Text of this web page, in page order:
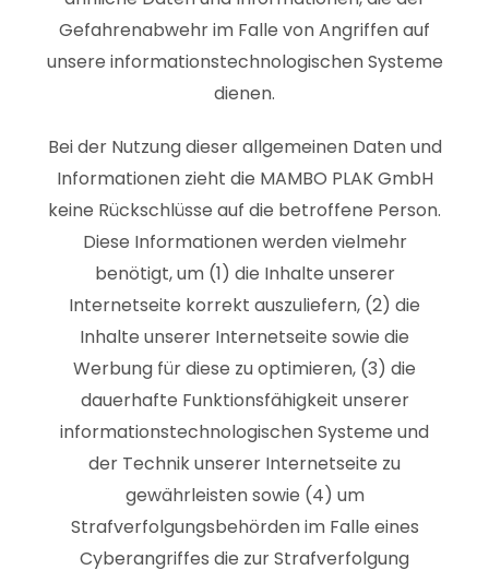
Gefahrenabwehr im Falle von Angriffen auf
unsere informationstechnologischen Systeme
dienen.
Bei der Nutzung dieser allgemeinen Daten und
Informationen zieht die MAMBO PLAK GmbH
keine Rückschlüsse auf die betroffene Person.
Diese Informationen werden vielmehr
benötigt, um (1) die Inhalte unserer
Internetseite korrekt auszuliefern, (2) die
Inhalte unserer Internetseite sowie die
Werbung für diese zu optimieren, (3) die
dauerhafte Funktionsfähigkeit unserer
informationstechnologischen Systeme und
der Technik unserer Internetseite zu
gewährleisten sowie (4) um
Strafverfolgungsbehörden im Falle eines
Cyberangriffes die zur Strafverfolgung